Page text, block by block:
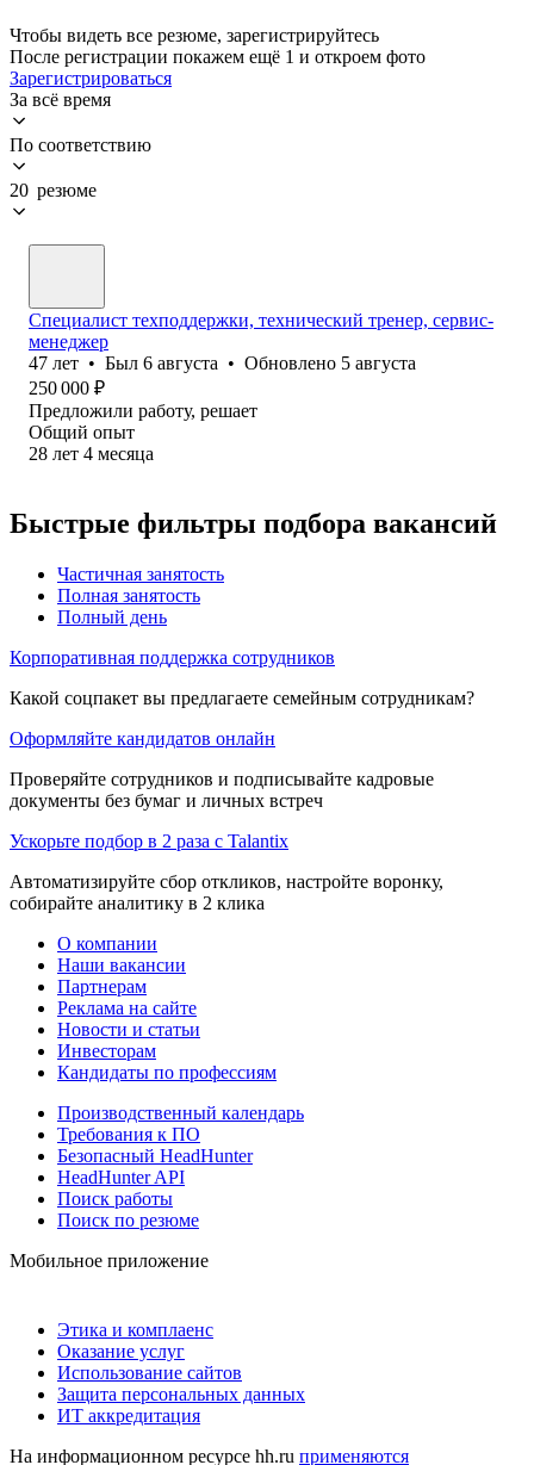
Чтобы видеть все резюме, зарегистрируйтесь
После регистрации покажем ещё 1 и откроем фото
Зарегистрироваться
За всё время
По соответствию
20 резюме
Cпециалист техподдержки, технический тренер, сервис-
менеджер
47 лет • Был 6 августа • Обновлено 5 августа
250 000 ₽
Предложили работу, решает
Общий опыт
28 лет 4 месяца
Быстрые фильтры подбора вакансий
Частичная занятость
Полная занятость
Полный день
Корпоративная поддержка сотрудников
Какой соцпакет вы предлагаете семейным сотрудникам?
Оформляйте кандидатов онлайн
Проверяйте сотрудников и подписывайте кадровые
документы без бумаг и личных встреч
Ускорьте подбор в 2 раза с Talantix
Автоматизируйте сбор откликов, настройте воронку,
собирайте аналитику в 2 клика
О компании
Наши вакансии
Партнерам
Реклама на сайте
Новости и статьи
Инвесторам
Кандидаты по профессиям
Производственный календарь
Требования к ПО
Безопасный HeadHunter
HeadHunter API
Поиск работы
Поиск по резюме
Мобильное приложение
Этика и комплаенс
Оказание услуг
Использование сайтов
Защита персональных данных
ИТ аккредитация
На информационном ресурсе hh.ru применяются